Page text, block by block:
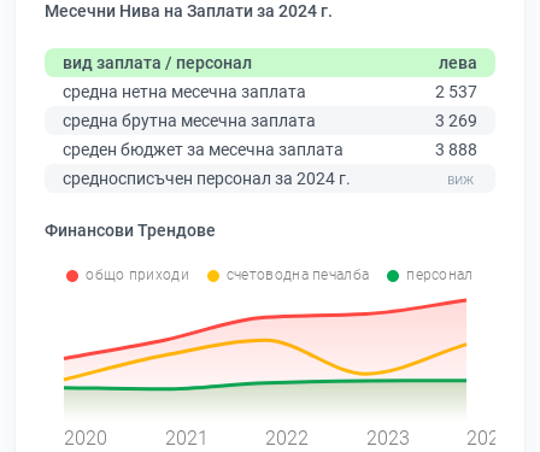
Месечни Нива на Заплати за 2024 г.
вид заплата / персонал
лева
средна нетна месечна заплата
2 537
средна брутна месечна заплата
3 269
среден бюджет за месечна заплата
3 888
средносписъчен персонал за 2024 г.
Финансови Трендове
общо приходи счетоводна печалба персонал
2020 2021 2022 2023 2024